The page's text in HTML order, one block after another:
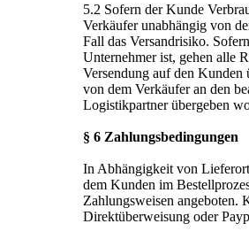
5.2 Sofern der Kunde
Verkäufer unabhängig von
Fall das Versandrisiko.
Unternehmer ist, gehen alle
Versendung auf den Kunden
von dem Verkäufer an den
Logistikpartner übergeben
§ 6 Zahlungsbedingungen
In Abhängigkeit von
dem Kunden im
Zahlungsweisen angeboten.
Direktüberweisung oder